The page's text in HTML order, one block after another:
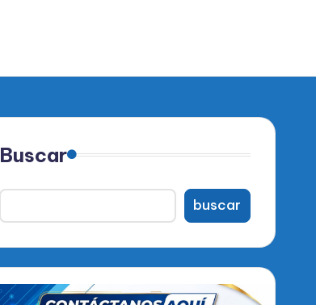
Buscar
buscar